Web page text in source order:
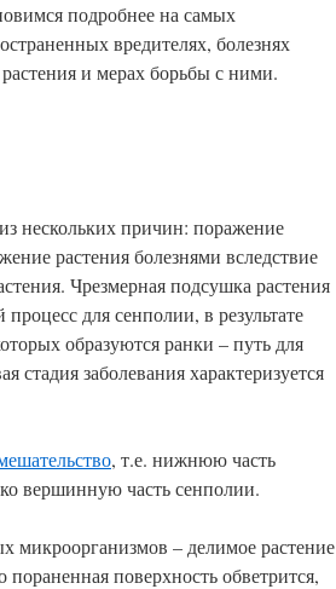
подробнее на самых
вредителях, болезнях
растения и мерах борьбы с ними.
нескольких причин: поражение
растения болезнями вследствие
Чрезмерная подсушка растения
для сенполии, в результате
образуются ранки – путь для
заболевания характеризуется
, т.е. нижнюю часть
вершинную часть сенполии.
микроорганизмов – делимое растение
поверхность обветрится,